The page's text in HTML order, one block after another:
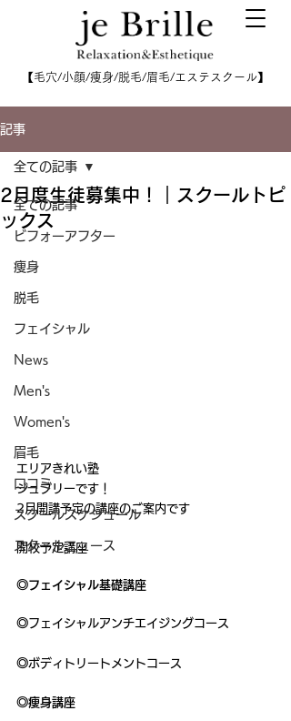
【毛穴/小顔/痩身/脱毛/眉毛/エステスクール】
記事
全ての記事
ビフォーアフター
痩身
脱毛
フェイシャル
News
Men's
Women's
眉毛
口コミ
スクールスケジュール
スクールニュース
全ての記事
2月度生徒募集中！｜スクールトピ
ックス
エリアきれい塾
ジュブリーです！
2月開講予定の講座のご案内です
開校予定講座
◎フェイシャル基礎講座
◎フェイシャルアンチエイジングコース
◎ボディトリートメントコース
◎痩身講座